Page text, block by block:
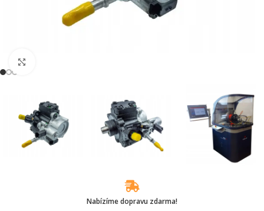
Nabízíme dopravu zdarma!